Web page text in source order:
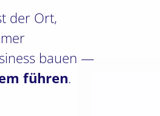
der Ort,
bauen —
führen.